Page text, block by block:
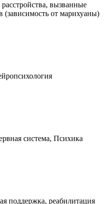
вызванные
(зависимость от марихуаны)
система, Психика
поддержка, реабилитация